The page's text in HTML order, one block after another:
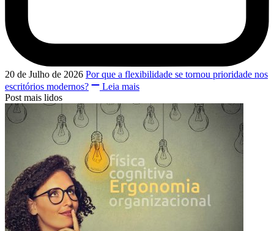
20 de Julho de 2026 Por que a flexibilidade se tornou prioridade nos
escritórios modernos?
Leia mais
Post mais lidos